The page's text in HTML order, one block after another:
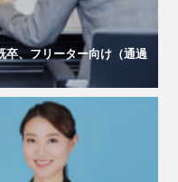
卒、フリーター向け（通過